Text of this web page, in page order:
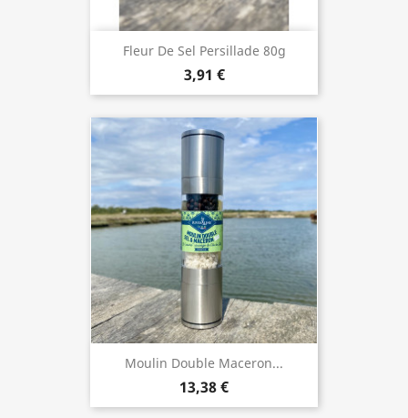
Fleur De Sel Persillade 80g
3,91 €
Moulin Double Maceron...
13,38 €